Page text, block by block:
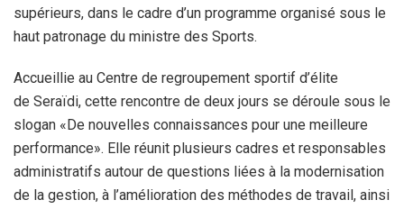
supérieurs, dans le cadre d’un programme organisé sous le
haut patronage du ministre des Sports.
Accueillie au Centre de regroupement sportif d’élite
de Seraïdi, cette rencontre de deux jours se déroule sous le
slogan «De nouvelles connaissances pour une meilleure
performance». Elle réunit plusieurs cadres et responsables
administratifs autour de questions liées à la modernisation
de la gestion, à l’amélioration des méthodes de travail, ainsi